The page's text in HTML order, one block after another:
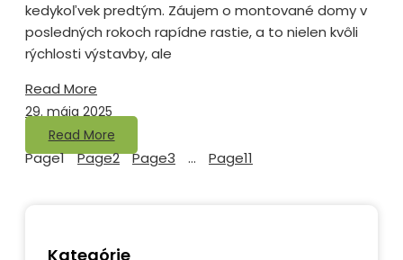
kedykoľvek predtým. Záujem o montované domy v
posledných rokoch rapídne rastie, a to nielen kvôli
rýchlosti výstavby, ale
Read More
29. mája 2025
Read More
Page1 Page2 Page3 … Page11
Kategórie